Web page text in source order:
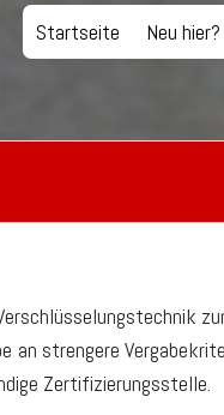
Startseite Neu hier?
strengere
Zertifizierungsstelle.